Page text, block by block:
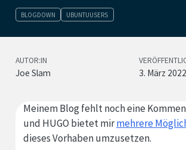
BLOGDOWN UBUNTUUSERS
AUTOR:IN
Joe Slam 3. März 2022
Meinem Blog fehlt noch eine
und HUGO bietet mirmehrere
dieses Vorhaben umzusetzen.